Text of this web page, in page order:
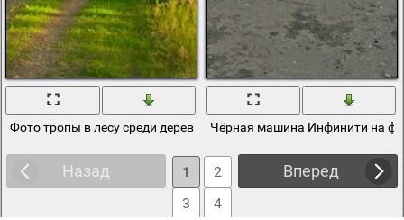
Фото тропы в лесу среди деревьевЧёрная машина Инфинити на
Назад Вперед
1
2
3
4